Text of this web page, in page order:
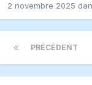
2 novembre 2025
PRÉCÉDENT